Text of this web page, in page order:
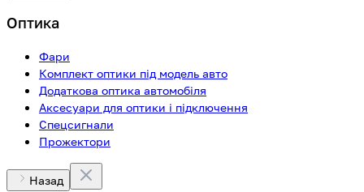
Оптика
Фари
Комплект оптики під модель авто
Додаткова оптика автомобіля
Аксесуари для оптики і підключення
Спецсигнали
Прожектори
Назад